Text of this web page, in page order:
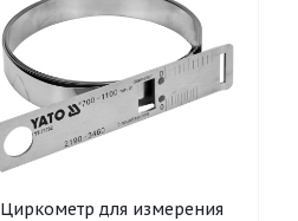
Циркометр для измерения